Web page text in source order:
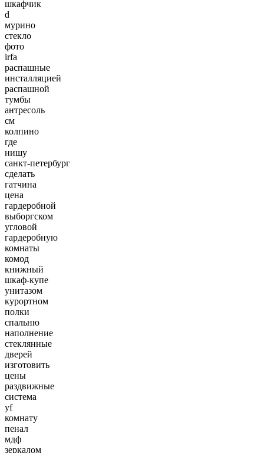
шкафчик
d
мурино
стекло
фото
irfa
распашные
инсталляцией
распашной
тумбы
антресоль
см
колпино
где
нишу
санкт-петербург
сделать
гатчина
цена
гардеробной
выборгском
угловой
гардеробную
комнаты
комод
книжный
шкаф-купе
унитазом
курортном
полки
спальню
наполнение
стеклянные
дверей
изготовить
цены
раздвижные
система
yf
комнату
пенал
мдф
зеркалом